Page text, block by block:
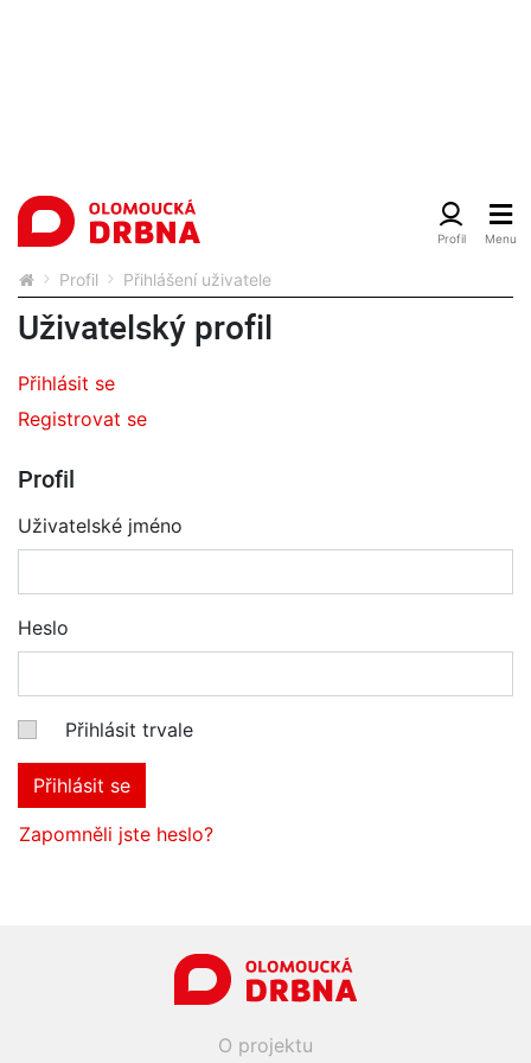
Profil Přihlášení uživatele
Uživatelský profil
Přihlásit se
Registrovat se
Profil
Uživatelské jméno
Heslo
Přihlásit trvale
Přihlásit se
Zapomněli jste heslo?
O projektu